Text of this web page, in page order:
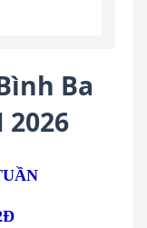
Ba
2026